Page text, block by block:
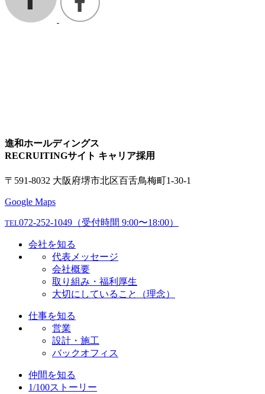
進和ホールディングス
RECRUITINGサイト キャリア採用
〒591-8032 大阪府堺市北区百舌鳥梅町1-30-1
Google Maps
TEL072-252-1049 （受付時間 9:00〜18:00）
会社を知る
代表メッセージ
会社概要
取り組み・福利厚生
大切にしていること（理念）
仕事を知る
営業
設計・施工
バックオフィス
仲間を知る
1/100ストーリー